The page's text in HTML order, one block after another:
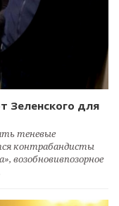
Зеленского для
теневые
контрабандисты
возобновивпозорное